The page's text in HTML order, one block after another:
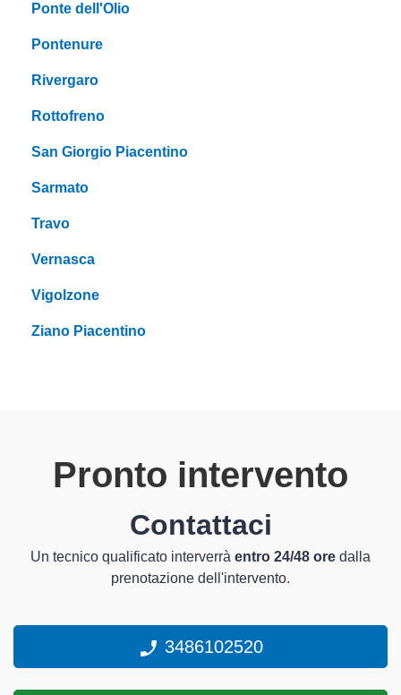
Ponte dell'Olio
Pontenure
Rivergaro
Rottofreno
San Giorgio Piacentino
Sarmato
Travo
Vernasca
Vigolzone
Ziano Piacentino
Pronto intervento
Contattaci
Un tecnico qualificato interverrà entro 24/48 ore dalla
prenotazione dell'intervento.
3486102520